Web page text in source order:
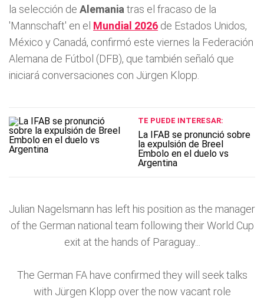
la selección de Alemania tras el fracaso de la
'Mannschaft' en el Mundial 2026 de Estados Unidos,
México y Canadá, confirmó este viernes la Federación
Alemana de Fútbol (DFB), que también señaló que
iniciará conversaciones con Jürgen Klopp.
TE PUEDE INTERESAR:
La IFAB se pronunció sobre
la expulsión de Breel
Embolo en el duelo vs
Argentina
Julian Nagelsmann has left his position as the manager
of the German national team following their World Cup
exit at the hands of Paraguay...
The German FA have confirmed they will seek talks
with Jürgen Klopp over the now vacant role